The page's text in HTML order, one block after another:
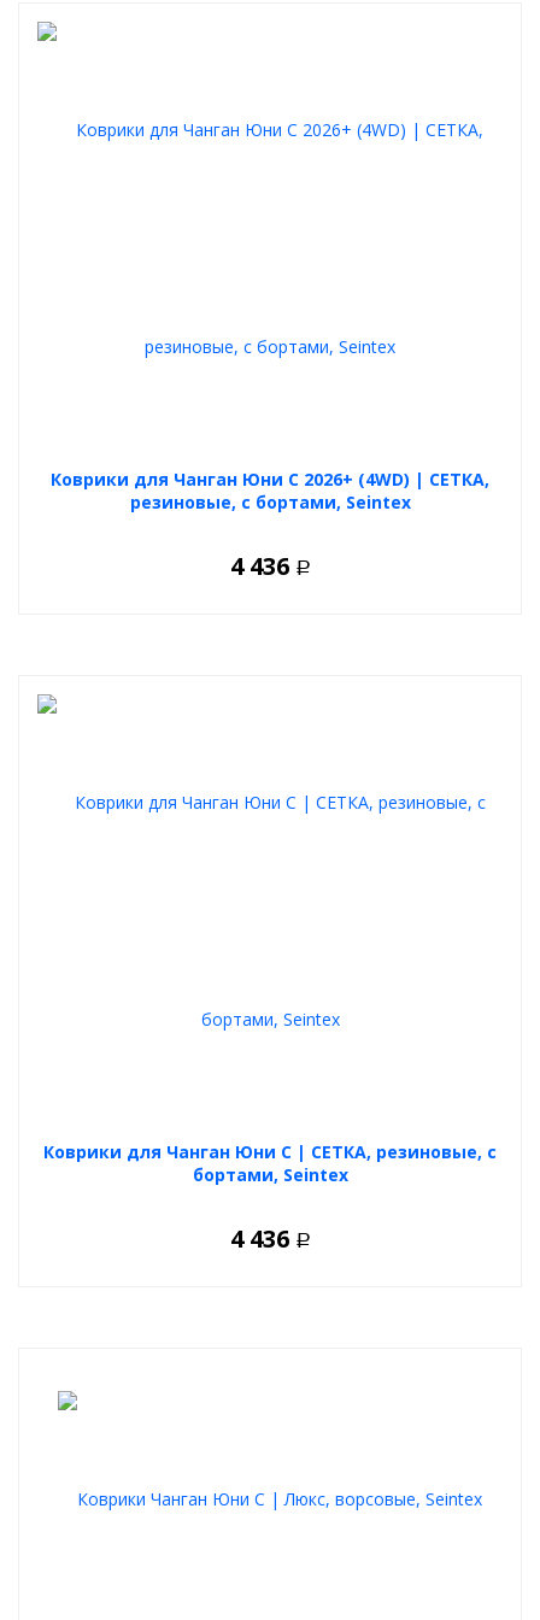
Коврики для Чанган Юни С 2026+ (4WD) | СЕТКА,
резиновые, с бортами, Seintex
4 436 Р
Коврики для Чанган Юни С | СЕТКА, резиновые, с
бортами, Seintex
4 436 Р